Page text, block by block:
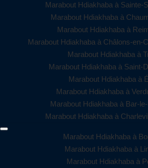
Marabout Hdiakhaba à Sainte-
Marabout Hdiakhaba à
Marabout Hdiakhaba à
Marabout Hdiakhaba à Châlons-en-
Marabout Hdiakhaba à
Marabout Hdiakhaba à Saint-
Marabout Hdiakhaba à
Marabout Hdiakhaba à
Marabout Hdiakhaba à Bar-
Marabout Hdiakhaba à
Marabout Hdiakhaba à
Marabout Hdiakhaba à
Marabout Hdiakhaba à